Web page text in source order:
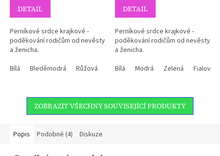
DETAIL
Perníkové srdce krajkové -
poděkování rodičům od nevěsty
a ženicha.
Bílá
Bleděmodrá Růžová
DETAIL
Perníkové srdce krajkové -
poděkování rodičům od nevěsty
a ženicha.
Bílá
Modrá Zelená Fialová
ZOBRAZIT VŠECHNY SOUVISEJÍCÍ PRODUKTY
Popis Podobné (4) Diskuze